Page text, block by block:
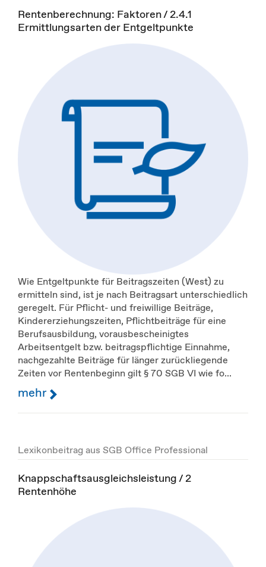
Rentenberechnung: Faktoren / 2.4.1
Ermittlungsarten der Entgeltpunkte
Wie Entgeltpunkte für Beitragszeiten (West) zu
ermitteln sind, ist je nach Beitragsart unterschiedlich
geregelt. Für Pflicht- und freiwillige Beiträge,
Kindererziehungszeiten, Pflichtbeiträge für eine
Berufsausbildung, vorausbescheinigtes
Arbeitsentgelt bzw. beitragspflichtige Einnahme,
nachgezahlte Beiträge für länger zurückliegende
Zeiten vor Rentenbeginn gilt § 70 SGB VI wie fo...
mehr
Lexikonbeitrag aus SGB Office Professional
Knappschaftsausgleichsleistung / 2
Rentenhöhe